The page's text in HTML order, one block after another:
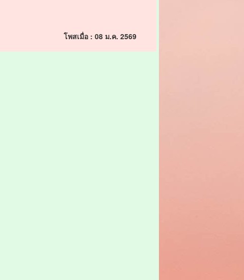
โพสเมื่อ : 08 ม.ค. 2569